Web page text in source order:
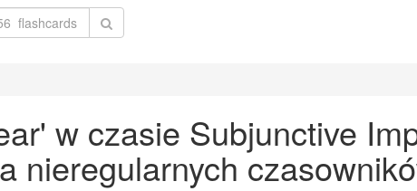
w czasie Subjunctive
nieregularnych